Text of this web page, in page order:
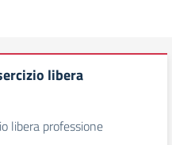
libera
libera professione